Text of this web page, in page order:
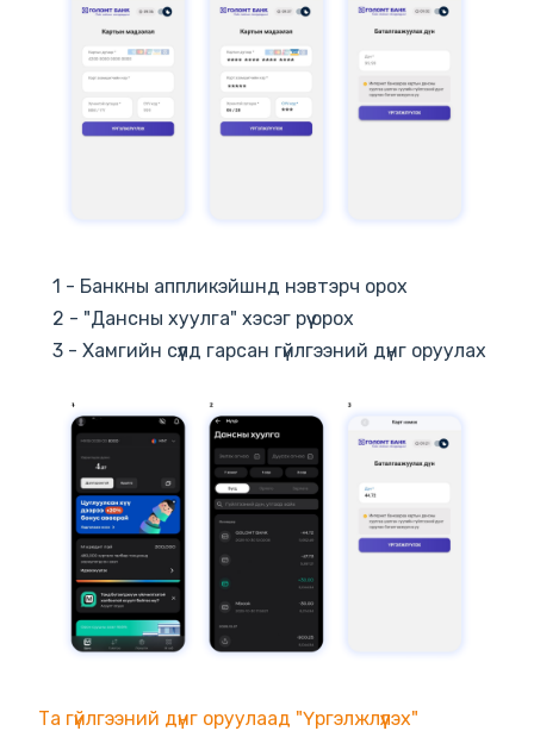
1 - Банкны аппликэйшнд нэвтэрч орох
2 - "Дансны хуулга" хэсэг рүү орох
3 - Хамгийн сүүлд гарсан гүйлгээний дүнг оруулах
Та гүйлгээний дүнг оруулаад "Үргэлжлүүлэх"